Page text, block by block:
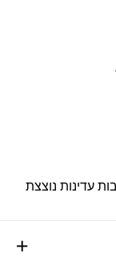
עדינות נוצצת